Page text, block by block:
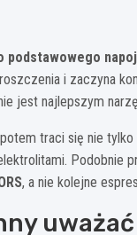
i zaczyna
jest najlepszym
traci się nie
, a nie kolejne